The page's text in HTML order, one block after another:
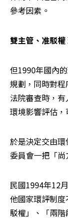
參考因素。
雙主管、准駁
但1990年國內
規劃，同時對
法院審查時，
環境影響評估
於是決定交由
委員會一把「
民國1994年12
他國家環評制
駁權」、「兩階